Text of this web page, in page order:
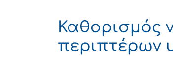
Καθορισμός
περιπτέρων